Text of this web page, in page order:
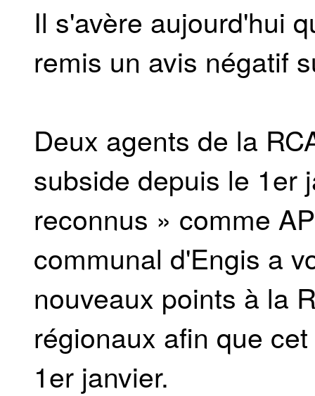
Il s'avère aujourd'hui
remis un avis négatif
Deux agents de la
subside depuis le 1er
reconnus » comme
communal d'Engis a
nouveaux points à la
régionaux afin que
1er janvier.